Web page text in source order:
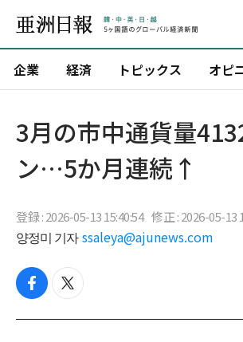
企業 経済 トピックス オピ
3月の市中通貨量
ン…5か月連続↑
登録 : 2026-05-13 15:40:54 修正 : 2026-05-13
양정미 기자 ssaleya@ajunews.com
f
c
t
i